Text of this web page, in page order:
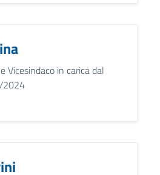
Vicesindaco in carica dal